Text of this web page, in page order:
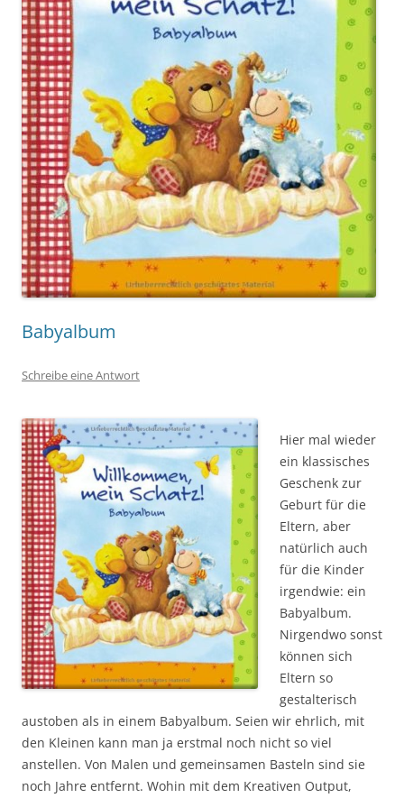
Babyalbum
Schreibe eine Antwort
Hier mal wieder
ein klassisches
Geschenk zur
Geburt für die
Eltern, aber
natürlich auch
für die Kinder
irgendwie: ein
Babyalbum.
Nirgendwo sonst
können sich
Eltern so
gestalterisch
austoben als in einem Babyalbum. Seien wir ehrlich, mit
den Kleinen kann man ja erstmal noch nicht so viel
anstellen. Von Malen und gemeinsamen Basteln sind sie
noch Jahre entfernt. Wohin mit dem Kreativen Output,